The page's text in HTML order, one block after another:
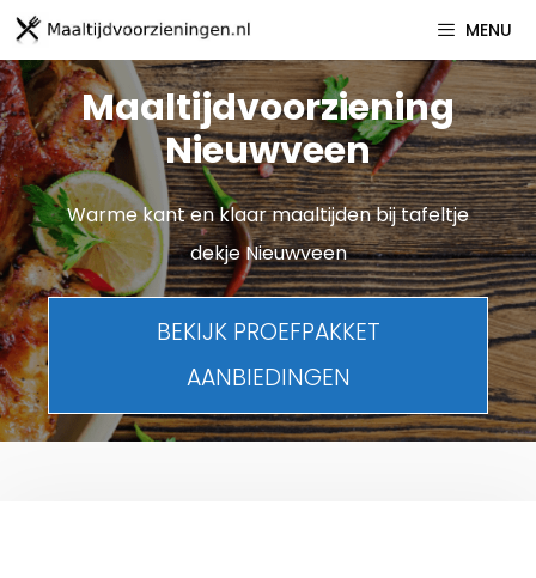
Spring
naar
inhoud
MENU
Maaltijdvoorziening
Nieuwveen
Warme kant en klaar maaltijden bij tafeltje
dekje Nieuwveen
BEKIJK PROEFPAKKET
AANBIEDINGEN